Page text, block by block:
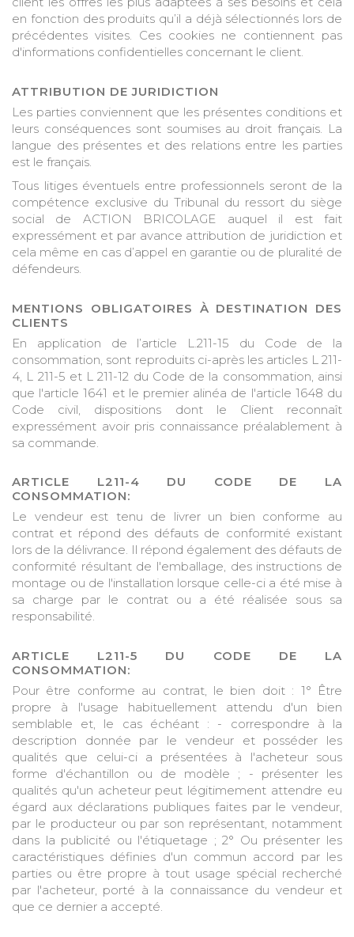
en fonction des produits qu’il a déjà sélectionnés lors de
précédentes visites. Ces cookies ne contiennent pas
d'informations confidentielles concernant le client.
ATTRIBUTION DE JURIDICTION
Les parties conviennent que les présentes conditions et
leurs conséquences sont soumises au droit français. La
langue des présentes et des relations entre les parties
est le français.
Tous litiges éventuels entre professionnels seront de la
compétence exclusive du Tribunal du ressort du siège
social de ACTION BRICOLAGE auquel il est fait
expressément et par avance attribution de juridiction et
cela même en cas d’appel en garantie ou de pluralité de
défendeurs.
MENTIONS OBLIGATOIRES À DESTINATION DES
CLIENTS
En application de l’article L.211-15 du Code de la
consommation, sont reproduits ci-après les articles L 211-
4, L 211-5 et L 211-12 du Code de la consommation, ainsi
que l'article 1641 et le premier alinéa de l'article 1648 du
Code civil, dispositions dont le Client reconnaît
expressément avoir pris connaissance préalablement à
sa commande.
ARTICLE L211-4 DU CODE DE LA
CONSOMMATION:
Le vendeur est tenu de livrer un bien conforme au
contrat et répond des défauts de conformité existant
lors de la délivrance. Il répond également des défauts de
conformité résultant de l'emballage, des instructions de
montage ou de l'installation lorsque celle-ci a été mise à
sa charge par le contrat ou a été réalisée sous sa
responsabilité.
ARTICLE L211-5 DU CODE DE LA
CONSOMMATION:
Pour être conforme au contrat, le bien doit : 1° Être
propre à l'usage habituellement attendu d'un bien
semblable et, le cas échéant : - correspondre à la
description donnée par le vendeur et posséder les
qualités que celui-ci a présentées à l'acheteur sous
forme d'échantillon ou de modèle ; - présenter les
qualités qu'un acheteur peut légitimement attendre eu
égard aux déclarations publiques faites par le vendeur,
par le producteur ou par son représentant, notamment
dans la publicité ou l'étiquetage ; 2° Ou présenter les
caractéristiques définies d'un commun accord par les
parties ou être propre à tout usage spécial recherché
par l'acheteur, porté à la connaissance du vendeur et
que ce dernier a accepté.